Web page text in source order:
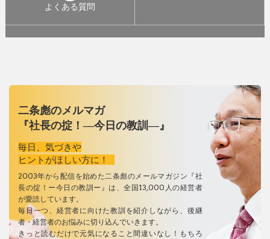
よくある質問
二条彪のメルマガ
『社長の掟！―今日の教訓―』
毎日、気づきや
ヒントがほしい方に！
2003年から配信を始めた二条彪のメールマガジン『社
長の掟！ー今日の教訓ー』は、全国13,000人の経営者
が愛読しています。
毎日一つ、経営者に向けた教訓を紹介しながら、後継
者・経営者のお悩みに切り込んでいきます。
きっと読むだけで元気になること間違いなし！もちろ